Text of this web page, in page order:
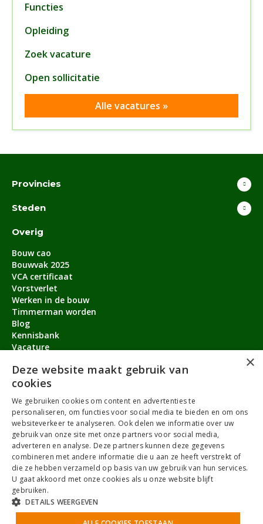
Functies
Opleiding
Zoek vacature
Open sollicitatie
Alle vacatures »
Provincies
Steden
Overig
Bouw cao
Bouwvak 2025
VCA certificaat
Vorstverlet
Werken in de bouw
Timmerman worden
Blog
Kennisbank
Vacature
Contact
Over ons
service@timmermanvacature.nl
088-7060802
Facebook
YoutubeLinkedInInstagram
×
Deze website maakt gebruik van
cookies
We gebruiken cookies om content en advertenties te
personaliseren, om functies voor social media te bieden en om ons
websiteverkeer te analyseren. Ook delen we informatie over uw
gebruik van onze site met onze partners voor social media,
adverteren en analyse. Deze partners kunnen deze gegevens
combineren met andere informatie die u aan ze heeft verstrekt of
die ze hebben verzameld op basis van uw gebruik van hun services.
U gaat akkoord met onze cookies als u onze website blijft
gebruiken.
DETAILS WEERGEVEN